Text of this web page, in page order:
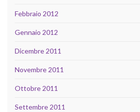
Febbraio 2012
Gennaio 2012
Dicembre 2011
Novembre 2011
Ottobre 2011
Settembre 2011